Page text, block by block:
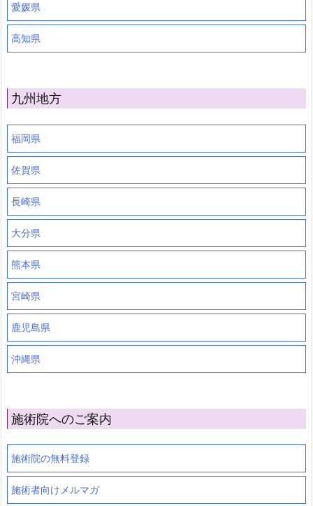
愛媛県
高知県
九州地方
福岡県
佐賀県
長崎県
大分県
熊本県
宮崎県
鹿児島県
沖縄県
施術院へのご案内
施術院の無料登録
施術者向けメルマガ